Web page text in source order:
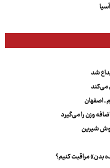
شد
می‌کند
ـ اصفهان
شیرین
بدن» مراقبت کنیم؟